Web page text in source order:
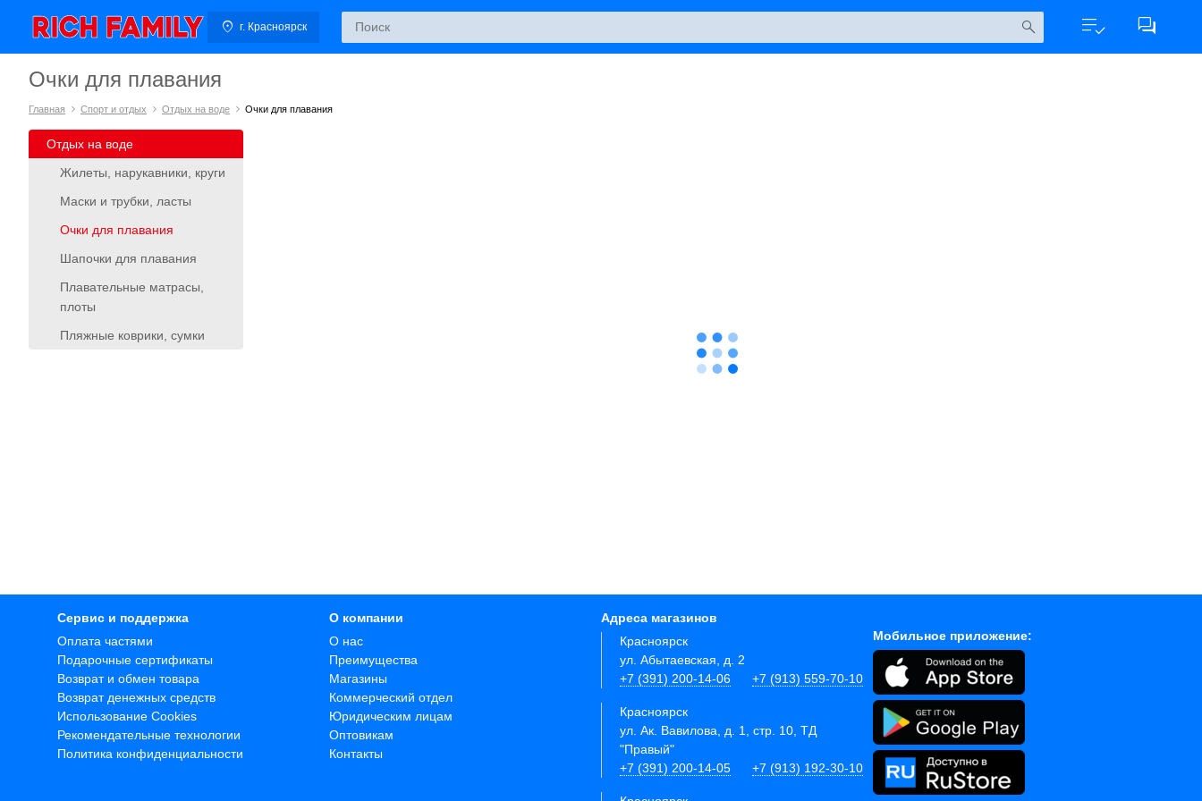
г. Красноярск
Очки для плавания
Главная Спорт и отдых Отдых на воде Очки для плавания
Отдых на воде
Жилеты, нарукавники, круги
Маски и трубки, ласты
Очки для плавания
Шапочки для плавания
Плавательные матрасы,
плоты
Пляжные коврики, сумки
Сервис и поддержка
Оплата частями
Подарочные сертификаты
Возврат и обмен товара
Возврат денежных средств
Использование Cookies
Рекомендательные технологии
Политика конфиденциальности
О компании
О нас
Преимущества
Магазины
Коммерческий отдел
Юридическим лицам
Оптовикам
Контакты
Адреса магазинов
Красноярск
ул. Абытаевская, д. 2
+7 (391) 200-14-06
+7 (913) 559-70-10
Красноярск
ул. Ак. Вавилова, д. 1, стр. 10, ТД
"Правый"
+7 (391) 200-14-05
+7 (913) 192-30-10
Мобильное приложение: